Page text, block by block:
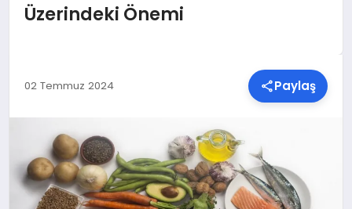
SAĞLIK
TEKNOLOJI
YAŞAM
Üzerindeki Önemi
02 Temmuz 2024 Paylaş